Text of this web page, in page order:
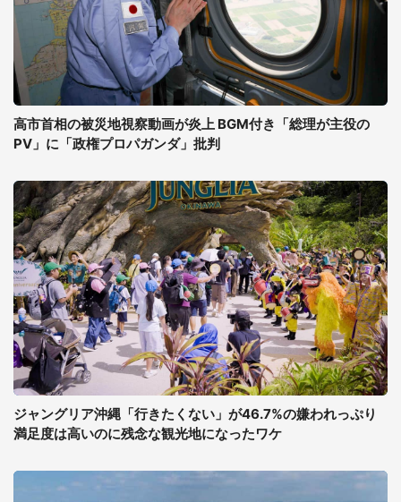
高市首相の被災地視察動画が炎上 BGM付き「総理が主役の
PV」に「政権プロパガンダ」批判
ジャングリア沖縄「行きたくない」が46.7%の嫌われっぷり
満足度は高いのに残念な観光地になったワケ